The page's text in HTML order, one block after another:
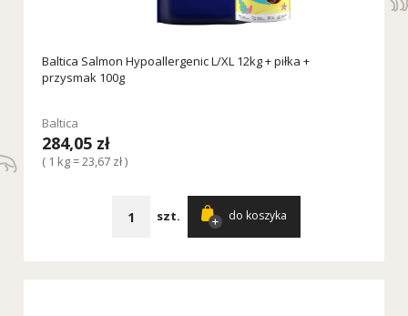
Baltica Salmon Hypoallergenic L/XL 12kg + piłka +
przysmak 100g
Baltica
284,05 zł
( 1 kg = 23,67 zł )
szt. do koszyka